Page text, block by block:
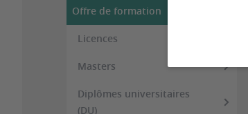
Offre de formation
Licences
Masters
Diplômes universitaires
(DU)